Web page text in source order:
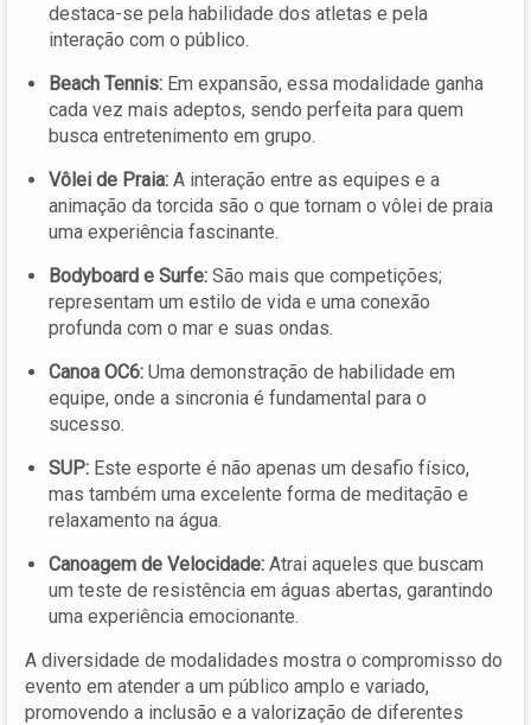
destaca-se pela habilidade dos atletas e pela
interação com o público.
Beach Tennis: Em expansão, essa modalidade ganha
cada vez mais adeptos, sendo perfeita para quem
busca entretenimento em grupo.
Vôlei de Praia: A interação entre as equipes e a
animação da torcida são o que tornam o vôlei de praia
uma experiência fascinante.
Bodyboard e Surfe: São mais que competições;
representam um estilo de vida e uma conexão
profunda com o mar e suas ondas.
Canoa OC6: Uma demonstração de habilidade em
equipe, onde a sincronia é fundamental para o
sucesso.
SUP: Este esporte é não apenas um desafio físico,
mas também uma excelente forma de meditação e
relaxamento na água.
Canoagem de Velocidade: Atrai aqueles que buscam
um teste de resistência em águas abertas, garantindo
uma experiência emocionante.
A diversidade de modalidades mostra o compromisso do
evento em atender a um público amplo e variado,
promovendo a inclusão e a valorização de diferentes